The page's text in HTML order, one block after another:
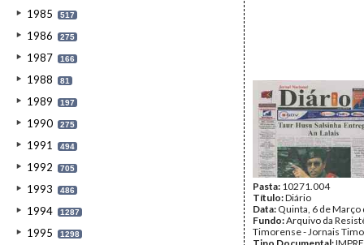
1985 517
1986 275
1987 166
1988 81
1989 197
1990 275
1991 494
1992 705
1993 486
1994 1287
1995 1298
Pasta: 10271.004
Título:Diário
Data: Quinta, 6 de Março
Fundo:Arquivo da
Timorense - Jornais